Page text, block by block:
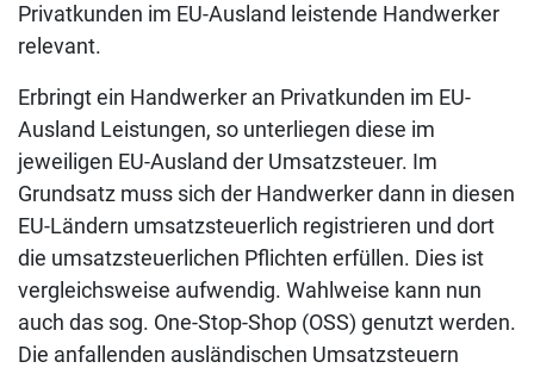
Privatkunden im EU-Ausland leistende Handwerker
relevant.
Erbringt ein Handwerker an Privatkunden im EU-
Ausland Leistungen, so unterliegen diese im
jeweiligen EU-Ausland der Umsatzsteuer. Im
Grundsatz muss sich der Handwerker dann in diesen
EU-Ländern umsatzsteuerlich registrieren und dort
die umsatzsteuerlichen Pflichten erfüllen. Dies ist
vergleichsweise aufwendig. Wahlweise kann nun
auch das sog. One-Stop-Shop (OSS) genutzt werden.
Die anfallenden ausländischen Umsatzsteuern